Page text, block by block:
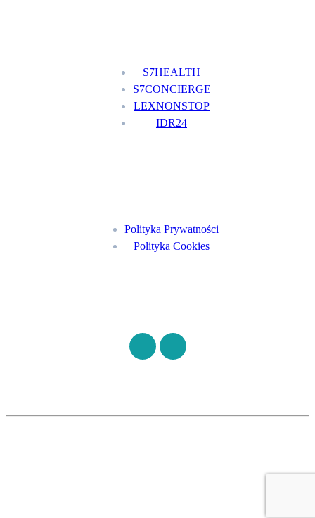
S7HEALTH
S7CONCIERGE
LEXNONSTOP
IDR24
Polityka Prywatności
Polityka Cookies